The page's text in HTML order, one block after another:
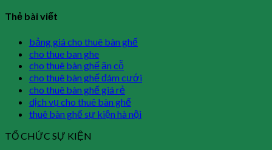
Thẻ bài viết
bảng giá cho thuê bàn ghế
cho thue ban ghe
cho thuê bàn ghế ăn cỗ
cho thuê bàn ghế đám cưới
cho thuê bàn ghế giá rẻ
dịch vụ cho thuê bàn ghế
thuê bàn ghế sự kiện hà nội
TỔ CHỨC SỰ KIỆN